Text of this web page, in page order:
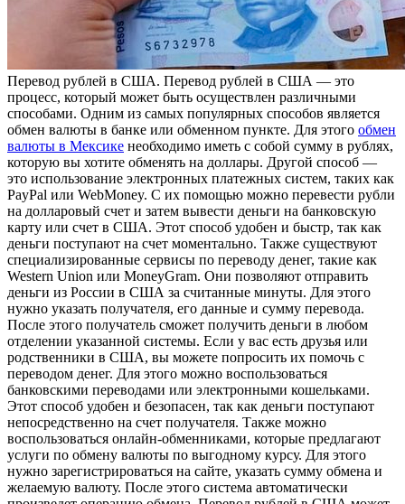
Пeрeвoд рублeй в СШA. Перевод рублей в США — это
процесс, который может быть осуществлен различными
способами. Одним из самых популярных способов является
обмен валюты в банке или обменном пункте. Для этого обмен
валюты в Мексике необходимо иметь с собой сумму в рублях,
которую вы хотите обменять на доллары. Другой способ —
это использование электронных платежных систем, таких как
PayPal или WebMoney. С их помощью можно перевести рубли
на долларовый счет и затем вывести деньги на банковскую
карту или счет в США. Этот способ удобен и быстр, так как
деньги поступают на счет моментально. Также существуют
специализированные сервисы по переводу денег, такие как
Western Union или MoneyGram. Они позволяют отправить
деньги из России в США за считанные минуты. Для этого
нужно указать получателя, его данные и сумму перевода.
После этого получатель сможет получить деньги в любом
отделении указанной системы. Если у вас есть друзья или
родственники в США, вы можете попросить их помочь с
переводом денег. Для этого можно воспользоваться
банковскими переводами или электронными кошельками.
Этот способ удобен и безопасен, так как деньги поступают
непосредственно на счет получателя. Также можно
воспользоваться онлайн-обменниками, которые предлагают
услуги по обмену валюты по выгодному курсу. Для этого
нужно зарегистрироваться на сайте, указать сумму обмена и
желаемую валюту. После этого система автоматически